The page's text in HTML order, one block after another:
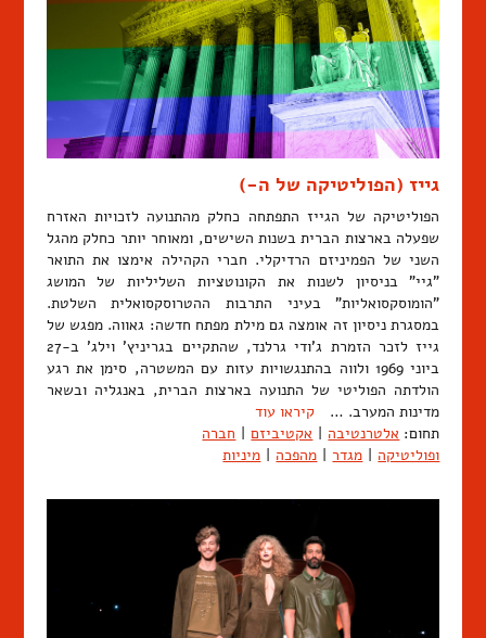
גייז (הפוליטיקה של ה-)
הפוליטיקה של הגייז התפתחה כחלק מהתנועה לזכויות האזרח
שפעלה בארצות הברית בשנות השישים, ומאוחר יותר כחלק מהגל
השני של הפמיניזם הרדיקלי. חברי הקהילה אימצו את התואר
"גיי" בניסיון לשנות את הקונוטציות השליליות של המושג
"הומוסקסואליות" בעיני התרבות ההטרוסקסואלית השלטת.
במסגרת ניסיון זה אומצה גם מילת מפתח חדשה: גאווה. מפגש של
גייז לזכר הזמרת ג'ודי גרלנד, שהתקיים בגריניץ' וילג' ב-27
ביוני 1969 ולווה בהתנגשויות עזות עם המשטרה, סימן את רגע
הולדתה הפוליטי של התנועה בארצות הברית, באנגליה ובשאר
מדינות המערב. … קיראו עוד
תחום: אלטרנטיבה | אקטיביזם | חברה
ופוליטיקה | מגדר | מהפכה | מיניות